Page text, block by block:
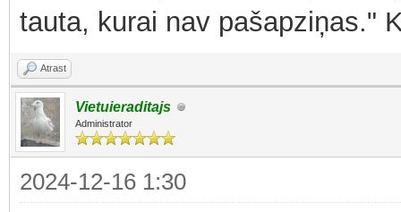
tauta, kurai nav pašapziņas."
Atrast
Vietuieraditajs
Administrator
2024-12-16 1:30